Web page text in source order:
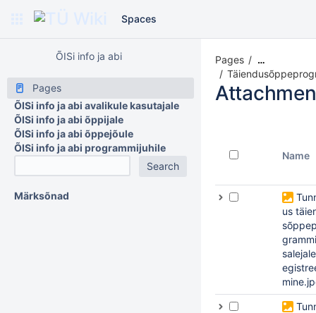
Spaces
ÕISi info ja abi
Pages
ÕISi info ja abi avalikule kasutajale
ÕISi info ja abi õppijale
ÕISi info ja abi õppejõule
ÕISi info ja abi programmijuhile
Märksõnad
Pages …
Name
us